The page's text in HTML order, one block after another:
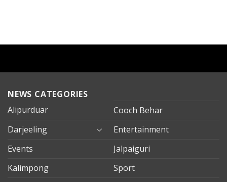
NEWS CATEGORIES
Alipurduar
Cooch Behar
Darjeeling
Entertainment
Events
Jalpaiguri
Kalimpong
Sport